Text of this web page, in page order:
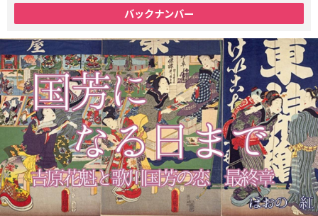
バックナンバー